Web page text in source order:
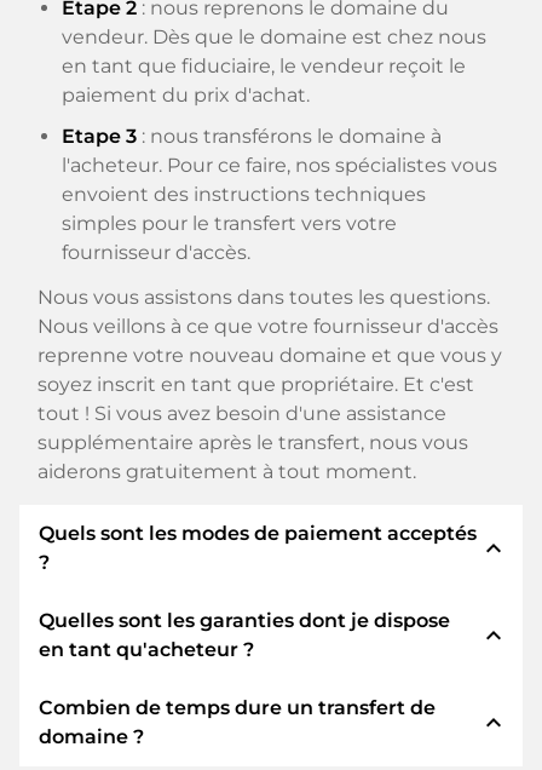
Etape 2 : nous reprenons le domaine du
vendeur. Dès que le domaine est chez nous
en tant que fiduciaire, le vendeur reçoit le
paiement du prix d'achat.
Etape 3 : nous transférons le domaine à
l'acheteur. Pour ce faire, nos spécialistes vous
envoient des instructions techniques
simples pour le transfert vers votre
fournisseur d'accès.
Nous vous assistons dans toutes les questions.
Nous veillons à ce que votre fournisseur d'accès
reprenne votre nouveau domaine et que vous y
soyez inscrit en tant que propriétaire. Et c'est
tout ! Si vous avez besoin d'une assistance
supplémentaire après le transfert, nous vous
aiderons gratuitement à tout moment.
Quels sont les modes de paiement acceptés
?
expand_less
Nous utilisons SEPA comme paiement anticipé
et utilisons STRIPE comme prestataire de
paiement disponibles tels que : Cartes de crédit,
PayPal, Klarna, ApplePay, GooglePay, Alipay ou
Quelles sont les garanties dont je dispose
en tant qu'acheteur ?
expand_less
En tant qu'acheteur, nous vous garantissons
toujours les sécurités suivantes. Nous nous en
Combien de temps dure un transfert de
domaine ?
expand_less